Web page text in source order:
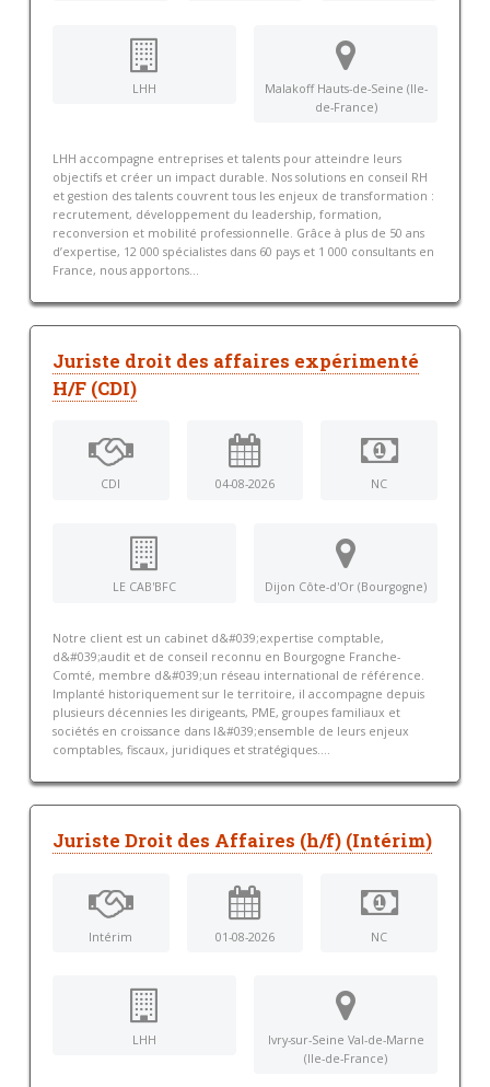
LHH
Malakoff Hauts-de-Seine (Ile-
de-France)
LHH accompagne entreprises et talents pour atteindre leurs
objectifs et créer un impact durable. Nos solutions en conseil RH
et gestion des talents couvrent tous les enjeux de transformation :
recrutement, développement du leadership, formation,
reconversion et mobilité professionnelle. Grâce à plus de 50 ans
d’expertise, 12 000 spécialistes dans 60 pays et 1 000 consultants en
France, nous apportons...
Juriste droit des affaires expérimenté
H/F (CDI)
CDI 04-08-2026 NC
LE CAB'BFC Dijon Côte-d'Or (Bourgogne)
Notre client est un cabinet d&#039;expertise comptable,
d&#039;audit et de conseil reconnu en Bourgogne Franche-
Comté, membre d&#039;un réseau international de référence.
Implanté historiquement sur le territoire, il accompagne depuis
plusieurs décennies les dirigeants, PME, groupes familiaux et
sociétés en croissance dans l&#039;ensemble de leurs enjeux
comptables, fiscaux, juridiques et stratégiques....
Juriste Droit des Affaires (h/f) (Intérim)
Intérim 01-08-2026 NC
LHH
Ivry-sur-Seine Val-de-Marne
(Ile-de-France)